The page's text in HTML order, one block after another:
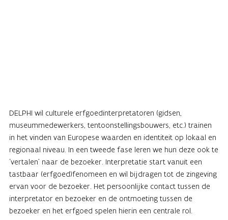
DELPHI wil culturele erfgoedinterpretatoren (gidsen,
museummedewerkers, tentoonstellingsbouwers, etc.) trainen
in het vinden van Europese waarden en identiteit op lokaal en
regionaal niveau. In een tweede fase leren we hun deze ook te
‘vertalen’ naar de bezoeker. Interpretatie start vanuit een
tastbaar (erfgoed)fenomeen en wil bijdragen tot de zingeving
ervan voor de bezoeker. Het persoonlijke contact tussen de
interpretator en bezoeker en de ontmoeting tussen de
bezoeker en het erfgoed spelen hierin een centrale rol.